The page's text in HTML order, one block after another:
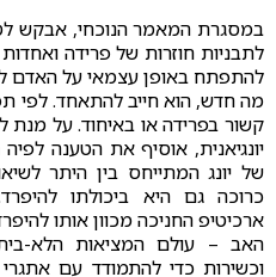
במסגרת המאמר הנוכחי, אבקש
לתבניות חוזרות של פרידה
להתפתח באופן עצמאי על האדם
מה חדש, הוא חייב להתאחד. לפי
קשור בפרידה או באיחוד. על מנת
יונגיאנית, אוסיף את הטענה
של יונג המתייחס בין היתר
כרוכה גם היא ביכולתו
ארכיטיפ החניכה מכוון אותו
האב – עולם המציאות הלא-
וכשירות כדי להתמודד עם